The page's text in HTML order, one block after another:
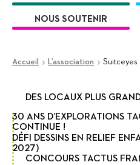
NOUS SOUTENIR
Accueil L’association Suitceyes
DES LOCAUX PLUS
30 ANS D’EXPLORATIONS
CONTINUE !
DÉFI DESSINS EN RELIEF
2027)
CONCOURS TACTUS